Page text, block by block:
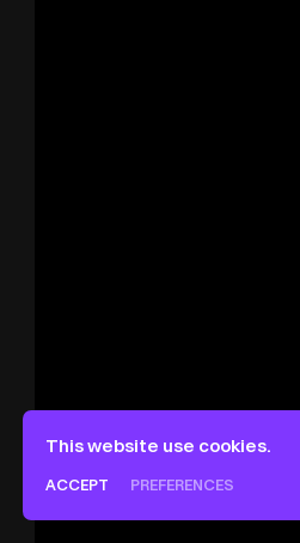
FrançaisEnglishDeutsch
This website use cookies.
ACCEPT PREFERENCES